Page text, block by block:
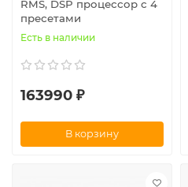
RMS, DSP процессор с 4
пресетами
Есть в наличии
163990 ₽
В корзину